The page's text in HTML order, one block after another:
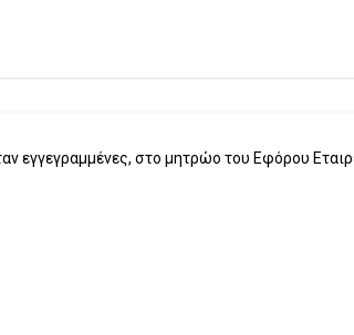
εγγεγραμμένες, στο μητρώο του Εφόρου